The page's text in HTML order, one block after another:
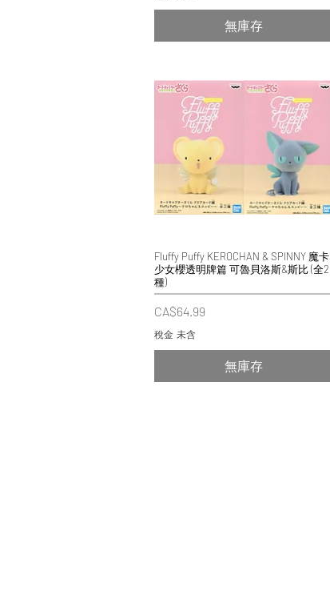
無庫存
快速瀏覽
Fluffy Puffy KEROCHAN & SPINNY 魔卡
少女櫻透明牌篇 可魯貝洛斯&斯比 (全2
種)
價格
CA$64.99
稅金 未含
無庫存